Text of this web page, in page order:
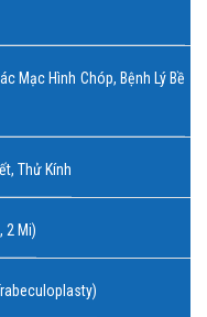
Mạc Hình Chóp, Bệnh Lý Bề
Thử Kính
2 Mi)